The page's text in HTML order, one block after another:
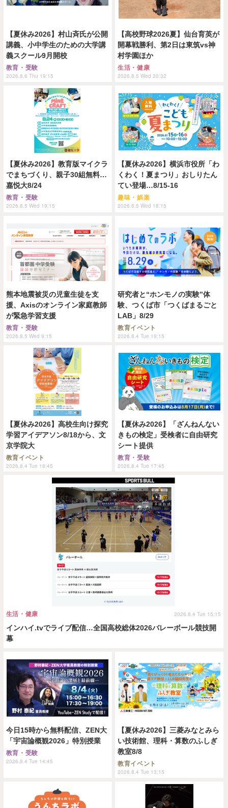
【夏休み2026】村山斉氏が公開
講義、小中学生のための大学講
義スクール9月開校
教育・受験
2026.8.6 Thu 19:15
【高校野球2026夏】仙台育英が
開幕戦勝利、第2日は東筑vs神
村学園ほか
生活・健康
2026.8.5 Wed 20:32
【夏休み2026】教育版マイクラ
でまちづくり、親子30組無料…
嘉悦大8/24
教育・受験
2026.8.5 Wed 19:15
【夏休み2026】横浜市役所「わ
くわく！夏まつり」おしりたん
てい登場…8/15-16
趣味・娯楽
2026.8.5 Wed 18:15
熊本地震被災の児童生徒を支
援、Axisのオンライン家庭教師
が緊急学習支援
教育・受験
2026.8.5 Wed 9:15
研究者と“ホンモノの実験”体
験、つくば市「つくばまるごと
LAB」8/29
教育イベント
2026.8.4 Tue 19:15
【夏休み2026】高校生向け探究
学習アイデアソン8/18から、文
京学院大
教育イベント
2026.8.4 Tue 18:45
【夏休み2026】「ざんねんない
きもの検定」受検者に自由研究
シート提供
教育・受験
2026.8.4 Tue 17:45
インハイ.tvでライブ配信…全国高校総体2026バレーボール競技開
幕
生活・健康 2026.8.4 Tue 15:15
今日15時から無料配信、ZEN大
「宇宙論概観2026」特別授業
教育・受験
2026.8.4 Tue 14:45
【夏休み2026】三菱みなとみら
い技術館、理科・算数のふしぎ
教室8/8
教育イベント
2026.8.4 Tue 13:15